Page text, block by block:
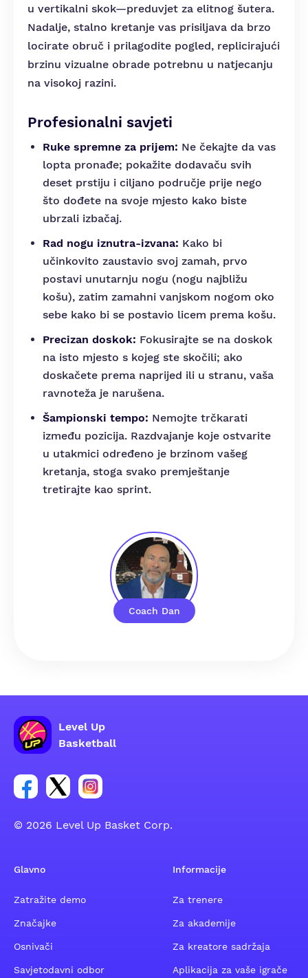
Coach Dan
u vertikalni skok—preduvjet za elitnog šutera.
Nadalje, stalno kretanje vas prisiljava da brzo
locirate obruč i prilagodite pogled, replicirajući
brzinu vizualne obrade potrebnu u natjecanju
na visokoj razini.
Profesionalni savjeti
Ruke spremne za prijem: Ne čekajte da vas
lopta pronađe; pokažite dodavaču svih
deset prstiju i ciljano područje prije nego
što dođete na svoje mjesto kako biste
ubrzali izbačaj.
Rad nogu iznutra-izvana: Kako bi
učinkovito zaustavio svoj zamah, prvo
postavi unutarnju nogu (nogu najbližu
košu), zatim zamahni vanjskom nogom oko
sebe kako bi se postavio licem prema košu.
Precizan doskok: Fokusirajte se na doskok
na isto mjesto s kojeg ste skočili; ako
doskačete prema naprijed ili u stranu, vaša
ravnoteža je narušena.
Šampionski tempo: Nemojte trčkarati
između pozicija. Razdvajanje koje ostvarite
u utakmici određeno je brzinom vašeg
kretanja, stoga svako premještanje
tretirajte kao sprint.
Level Up
Basketball
Poveznica za Facebook grupu
Poveznica za Twitter grupu
Poveznica za Instagram grupu
© 2026 Level Up Basket Corp.
Glavno
Zatražite demo
Značajke
Osnivači
Savjetodavni odbor
Informacije
Za trenere
Za akademije
Za kreatore sadržaja
Aplikacija za vaše igrače